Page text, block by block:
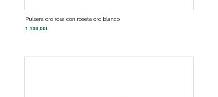
Pulsera oro rosa con roseta oro blanco
1.130,00€